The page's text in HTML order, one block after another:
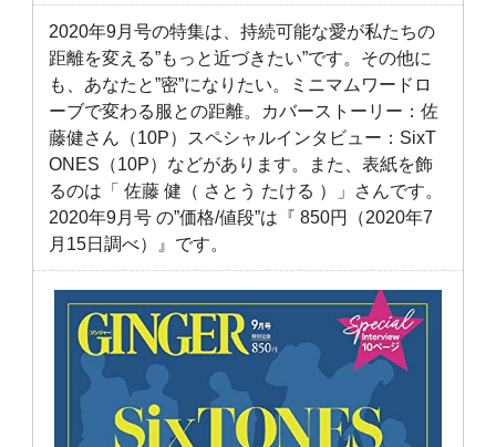
2020年9月号の特集は、持続可能な愛が私たちの
距離を変える”もっと近づきたい”です。その他に
も、あなたと”密”になりたい。ミニマムワードロ
ーブで変わる服との距離。カバーストーリー：佐
藤健さん（10P）スペシャルインタビュー：SixT
ONES（10P）などがあります。また、表紙を飾
るのは「 佐藤 健（ さとう たける ）」さんです。
2020年9月号 の”価格/値段”は『 850円（2020年7
月15日調べ）』です。